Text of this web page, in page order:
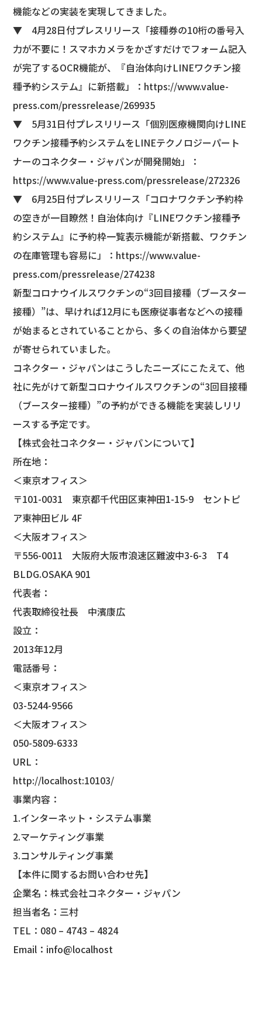
機能などの実装を実現してきました。
▼ 4月28日付プレスリリース「接種券の10桁の番号入
力が不要に！スマホカメラをかざすだけでフォーム記入
が完了するOCR機能が、『自治体向けLINEワクチン接
種予約システム』に新搭載」： https://www.value-
press.com/pressrelease/269935
▼ 5月31日付プレスリリース「個別医療機関向けLINE
ワクチン接種予約システムをLINEテクノロジーパート
ナーのコネクター・ジャパンが開発開始」：
https://www.value-press.com/pressrelease/272326
▼ 6月25日付プレスリリース「コロナワクチン予約枠
の空きが一目瞭然！自治体向け『LINEワクチン接種予
約システム』に予約枠一覧表示機能が新搭載、ワクチン
の在庫管理も容易に」： https://www.value-
press.com/pressrelease/274238
新型コロナウイルスワクチンの“3回目接種（ブースター
接種）”は、早ければ12月にも医療従事者などへの接種
が始まるとされていることから、多くの自治体から要望
が寄せられていました。
コネクター・ジャパンはこうしたニーズにこたえて、他
社に先がけて新型コロナウイルスワクチンの“3回目接種
（ブースター接種）”の予約ができる機能を実装しリリ
ースする予定です。
【株式会社コネクター・ジャパンについて】
所在地：
＜東京オフィス＞
〒101-0031 東京都千代田区東神田1-15-9 セントピ
ア東神田ビル 4F
＜大阪オフィス＞
〒556-0011 大阪府大阪市浪速区難波中3-6-3 T4
BLDG.OSAKA 901
代表者：
代表取締役社長 中濱康広
設立：
2013年12月
電話番号：
＜東京オフィス＞
03-5244-9566
＜大阪オフィス＞
050-5809-6333
URL：
http://localhost:10103/
事業内容：
1.インターネット・システム事業
2.マーケティング事業
3.コンサルティング事業
【本件に関するお問い合わせ先】
企業名：株式会社コネクター・ジャパン
担当者名：三村
TEL：080 – 4743 – 4824
Email：info@localhost